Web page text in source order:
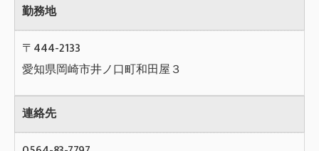
勤務地
〒444-2133
愛知県岡崎市井ノ口町和田屋３
連絡先